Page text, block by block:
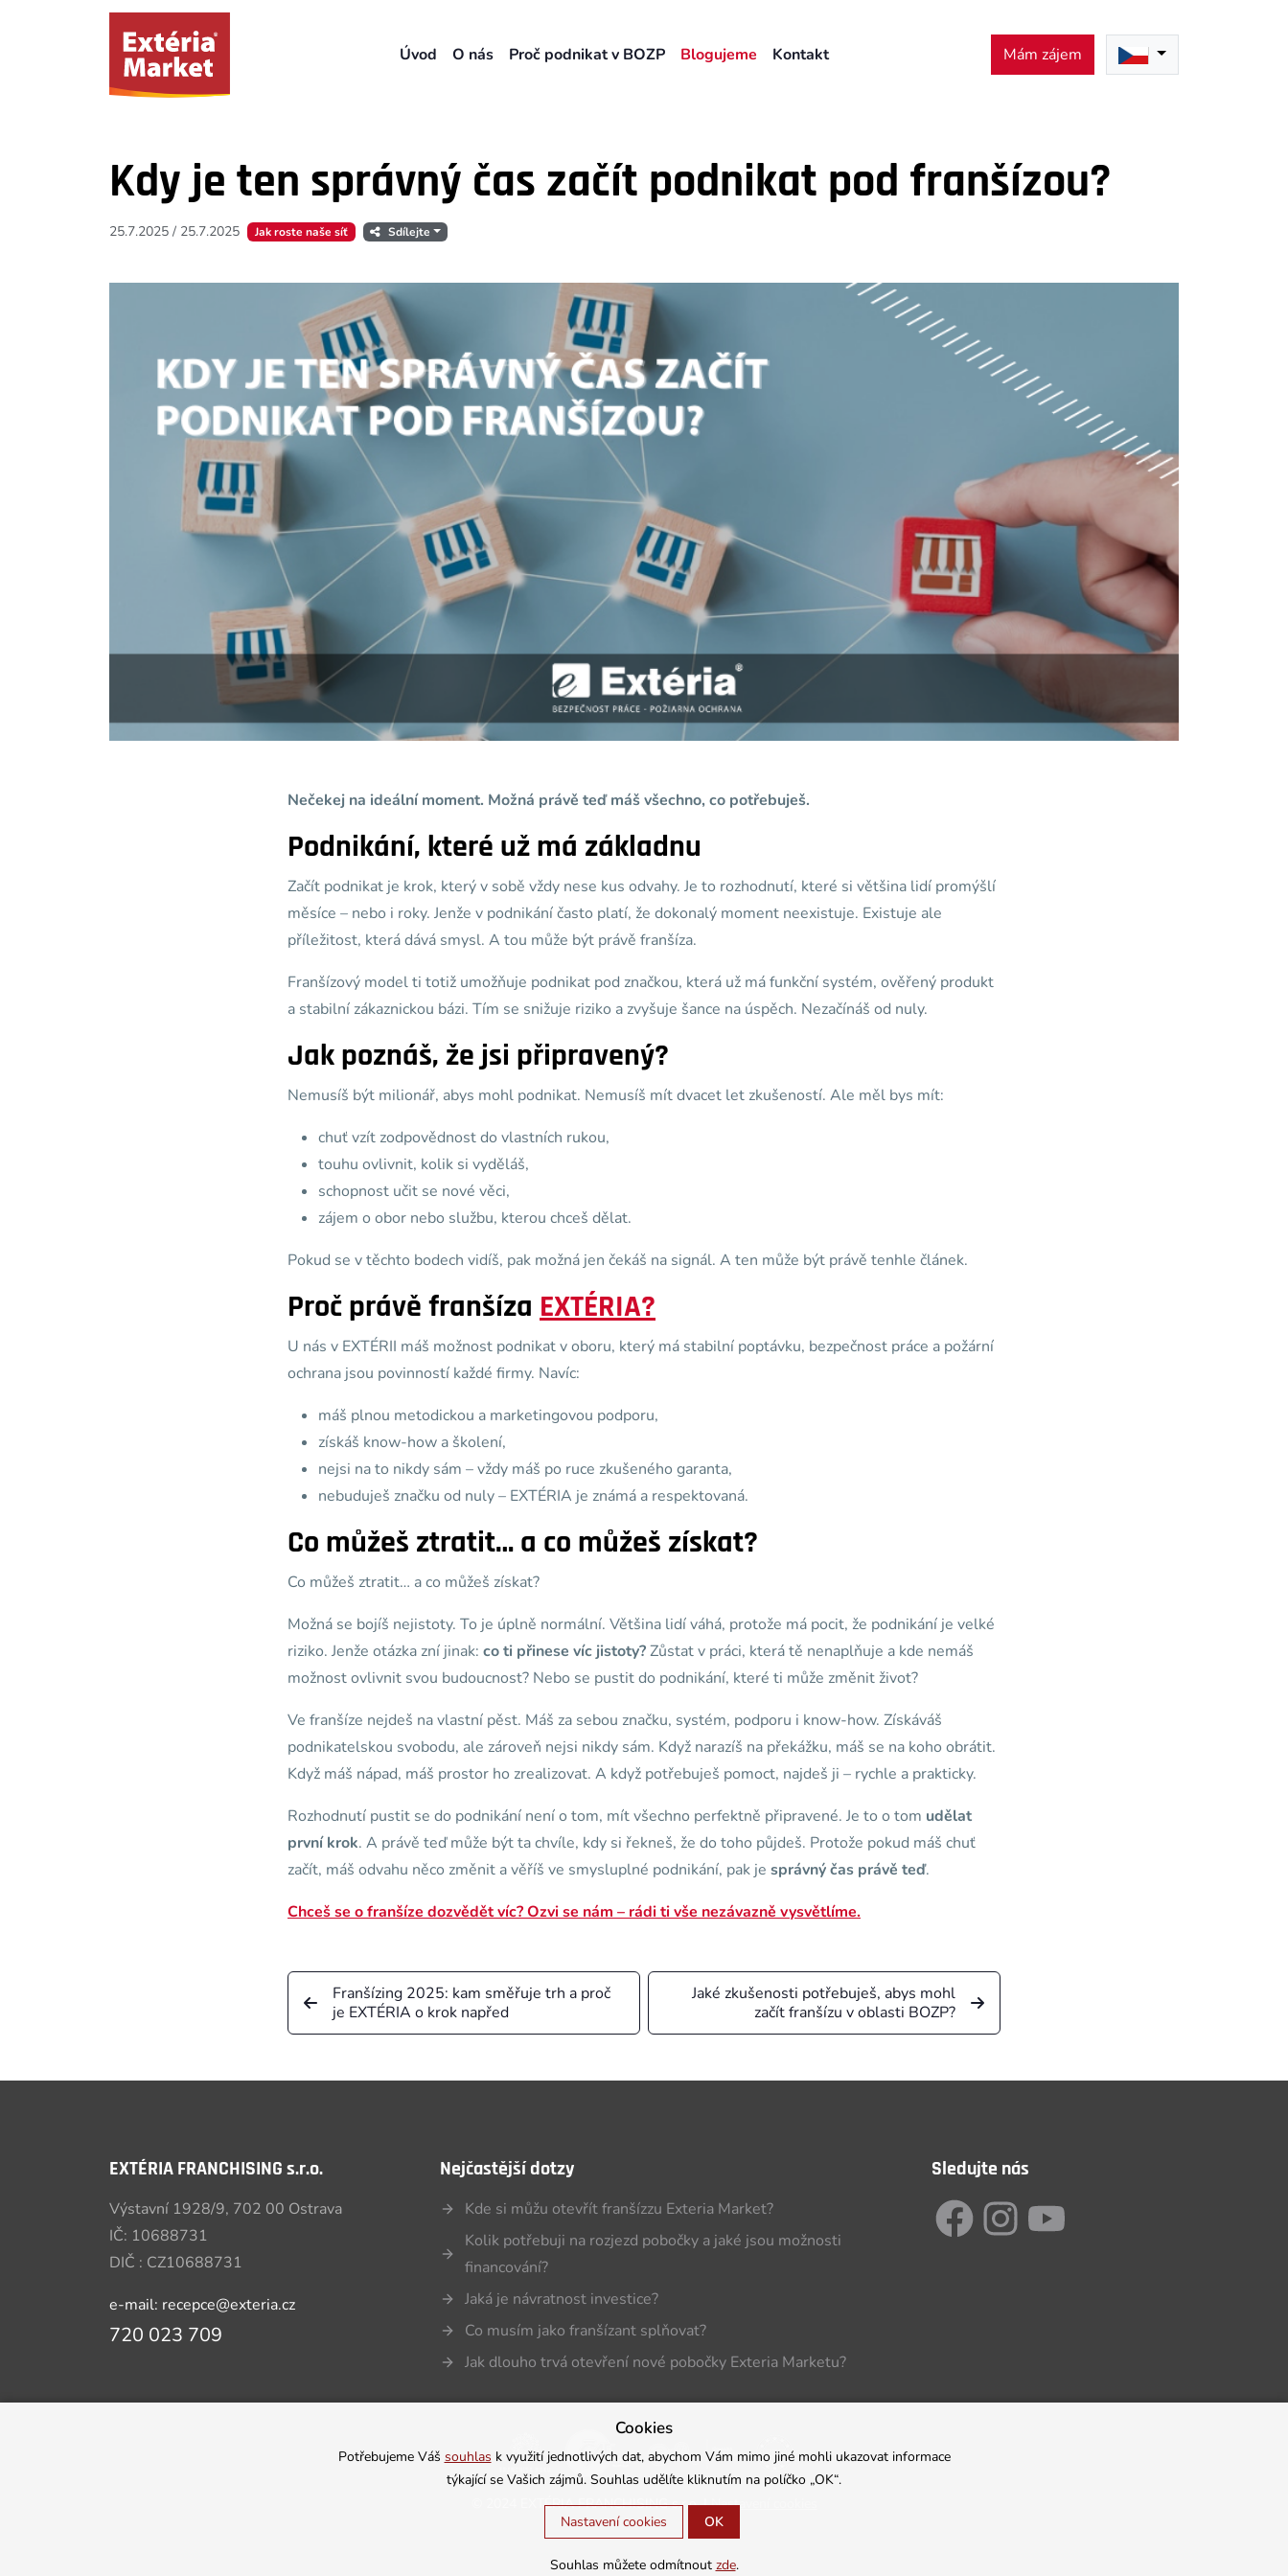
Úvod O nás Proč podnikat v BOZP Blogujeme Kontakt Mám zájem
Kdy je ten správný čas začít podnikat pod franšízou?
25.7.2025 / 25.7.2025 Jak roste naše síť Sdílejte
Nečekej na ideální moment. Možná právě teď máš všechno, co potřebuješ.
Podnikání, které už má základnu
Začít podnikat je krok, který v sobě vždy nese kus odvahy. Je to rozhodnutí, které si většina lidí promýšlí
měsíce – nebo i roky. Jenže v podnikání často platí, že dokonalý moment neexistuje. Existuje ale
příležitost, která dává smysl. A tou může být právě franšíza.
Franšízový model ti totiž umožňuje podnikat pod značkou, která už má funkční systém, ověřený produkt
a stabilní zákaznickou bázi. Tím se snižuje riziko a zvyšuje šance na úspěch. Nezačínáš od nuly.
Jak poznáš, že jsi připravený?
Nemusíš být milionář, abys mohl podnikat. Nemusíš mít dvacet let zkušeností. Ale měl bys mít:
chuť vzít zodpovědnost do vlastních rukou,
touhu ovlivnit, kolik si vyděláš,
schopnost učit se nové věci,
zájem o obor nebo službu, kterou chceš dělat.
Pokud se v těchto bodech vidíš, pak možná jen čekáš na signál. A ten může být právě tenhle článek.
Proč právě franšíza EXTÉRIA?
U nás v EXTÉRII máš možnost podnikat v oboru, který má stabilní poptávku, bezpečnost práce a požární
ochrana jsou povinností každé firmy. Navíc:
máš plnou metodickou a marketingovou podporu,
získáš know-how a školení,
nejsi na to nikdy sám – vždy máš po ruce zkušeného garanta,
nebuduješ značku od nuly – EXTÉRIA je známá a respektovaná.
Co můžeš ztratit… a co můžeš získat?
Co můžeš ztratit… a co můžeš získat?
Možná se bojíš nejistoty. To je úplně normální. Většina lidí váhá, protože má pocit, že podnikání je velké
riziko. Jenže otázka zní jinak: co ti přinese víc jistoty?Zůstat v práci, která tě nenaplňuje a kde nemáš
možnost ovlivnit svou budoucnost? Nebo se pustit do podnikání, které ti může změnit život?
Ve franšíze nejdeš na vlastní pěst. Máš za sebou značku, systém, podporu i know-how. Získáváš
podnikatelskou svobodu, ale zároveň nejsi nikdy sám. Když narazíš na překážku, máš se na koho obrátit.
Když máš nápad, máš prostor ho zrealizovat. A když potřebuješ pomoct, najdeš ji – rychle a prakticky.
Rozhodnutí pustit se do podnikání není o tom, mít všechno perfektně připravené. Je to o tom udělat
první krok. A právě teď může být ta chvíle, kdy si řekneš, že do toho půjdeš. Protože pokud máš chuť
začít, máš odvahu něco změnit a věříš ve smysluplné podnikání, pak je správný čas právě teď.
Chceš se o franšíze dozvědět víc? Ozvi se nám – rádi ti vše nezávazně vysvětlíme.
Franšízing 2025: kam směřuje trh a proč
je EXTÉRIA o krok napřed
Jaké zkušenosti potřebuješ, abys mohl
začít franšízu v oblasti BOZP?
EXTÉRIA FRANCHISING s.r.o.
Výstavní 1928/9, 702 00 Ostrava
IČ: 10688731
DIČ : CZ10688731
e-mail: recepce@exteria.cz
720 023 709
Nejčastější dotzy
Kde si můžu otevřít franšízzu Exteria Market?
Kolik potřebuji na rozjezd pobočky a jaké jsou možnosti
financování?
Jaká je návratnost investice?
Co musím jako franšízant splňovat?
Jak dlouho trvá otevření nové pobočky Exteria Marketu?
Sledujte nás
2024 EXTÉRIA FRANCHISING s.r.o. |Nastavení cookies
Cookies
Potřebujeme Váš souhlas k využití jednotlivých dat, abychom Vám mimo jiné mohli ukazovat informace
týkající se Vašich zájmů. Souhlas udělíte kliknutím na políčko „OK“.
Nastavení cookies OK
Souhlas můžete odmítnout zde.